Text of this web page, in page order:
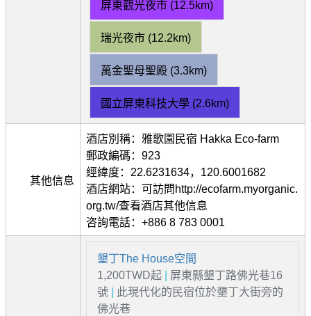
屏東觀光夜市 (12.5km)
瑞光夜市 (12.2km)
萬金聖母聖殿 (3.3km)
國立屏東科技大學 (2.6km)
其他信息
酒店別稱：雅歌園民宿 Hakka Eco-farm
郵政編碼：923
經緯度：22.6231634，120.6001682
酒店網站：可訪問http://ecofarm.myorganic.
org.tw/查看酒店其他信息
咨詢電話：+886 8 783 0001
墾丁The House空間
1,200TWD起
屏東縣墾丁路佛光巷16
號
此現代化的民宿位於墾丁大街旁的
佛光巷